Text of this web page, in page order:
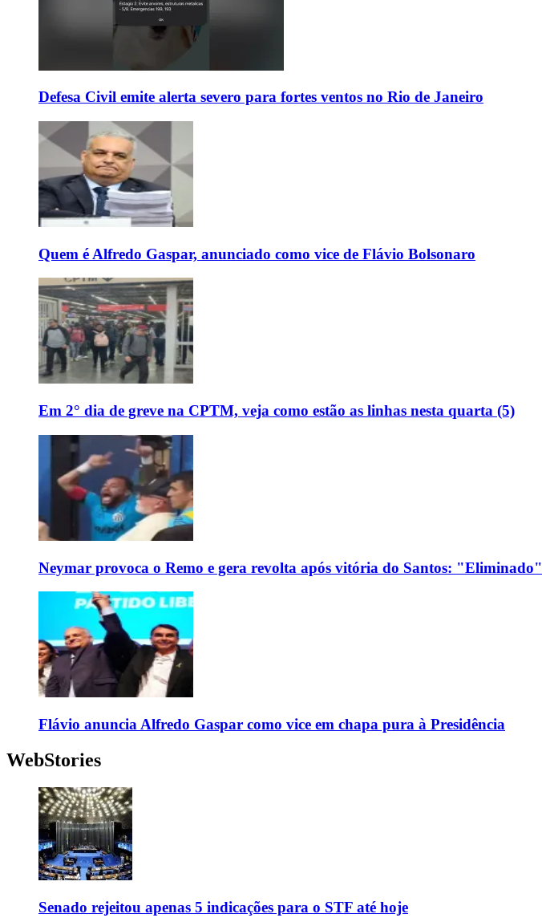
Defesa Civil emite alerta severo para fortes ventos no Rio de Janeiro
Quem é Alfredo Gaspar, anunciado como vice de Flávio Bolsonaro
Em 2° dia de greve na CPTM, veja como estão as linhas nesta quarta (5)
Neymar provoca o Remo e gera revolta após vitória do Santos: "Eliminado"
Flávio anuncia Alfredo Gaspar como vice em chapa pura à Presidência
WebStories
Senado rejeitou apenas 5 indicações para o STF até hoje